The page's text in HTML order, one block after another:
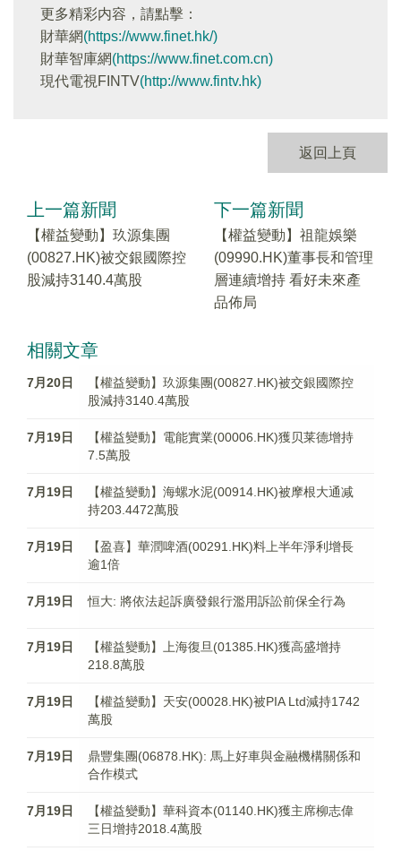
更多精彩内容，請點擊：
財華網(https://www.finet.hk/)
財華智庫網(https://www.finet.com.cn)
現代電視FINTV(http://www.fintv.hk)
返回上頁
上一篇新聞
【權益變動】玖源集團
(00827.HK)被交銀國際控
股減持3140.4萬股
下一篇新聞
【權益變動】祖龍娛樂
(09990.HK)董事長和管理
層連續增持 看好未來產
品佈局
相關文章
7月20日
【權益變動】玖源集團(00827.HK)被交銀國際控
股減持3140.4萬股
7月19日
【權益變動】電能實業(00006.HK)獲贝莱德增持
7.5萬股
7月19日
【權益變動】海螺水泥(00914.HK)被摩根大通减
持203.4472萬股
7月19日
【盈喜】華潤啤酒(00291.HK)料上半年淨利增長
逾1倍
7月19日 恒大: 將依法起訴廣發銀行濫用訴訟前保全行為
7月19日
【權益變動】上海復旦(01385.HK)獲高盛增持
218.8萬股
7月19日
【權益變動】天安(00028.HK)被PIA Ltd減持1742
萬股
7月19日
鼎豐集團(06878.HK): 馬上好車與金融機構關係和
合作模式
7月19日
【權益變動】華科資本(01140.HK)獲主席柳志偉
三日增持2018.4萬股